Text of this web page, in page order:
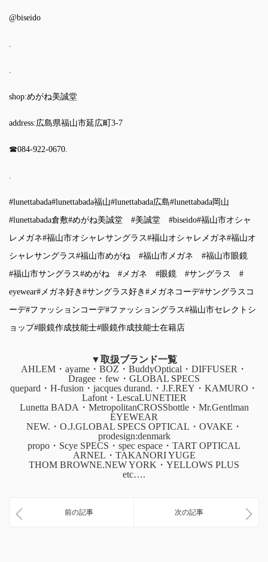
@biseido
shop:めがね美誠堂
address:広島県福山市延広町3-7
☎︎084-922-0670.
#lunettabada#lunettabada福山#lunettabada広島#lunettabada岡山
#lunettabada倉敷#めがね美誠堂 #美誠堂 #biseido#福山市オシャ
レメガネ#福山市オシャレサングラス#福山オシャレメガネ#福山オ
シャレサングラス#福山市めがね #福山市メガネ
#福山市眼鏡
#福山市サングラス#めがね #メガネ #眼鏡 #サングラス
#
eyewear#メガネ好き #サングラス好き #メガネコーデ#サングラスコ
ーデ#ファッションコーデ#ファッショングラス#福山市セレクトシ
ョップ#眼鏡作成技能士#眼鏡作成技能士在籍店
▼取扱ブランド一覧
AHLEM・ayame・BOZ・BuddyOptical・DIFFUSER・
Dragee・few・GLOBAL SPECS
quepard・H-fusion・jacques durand.・J.F.REY・KAMURO・
Lafont・LescaLUNETIER
Lunetta BADA・MetropolitanCROSSbottle・Mr.Gentlman
EYEWEAR
NEW.・O.J.GLOBAL SPECS OPTICAL・OVAKE・
prodesign:denmark
propo・Scye SPECS・spec espace・TART OPTICAL
ARNEL・TAKANORI YUGE
THOM BROWNE.NEW YORK・YELLOWS PLUS
etc….
前の記事 次の記事